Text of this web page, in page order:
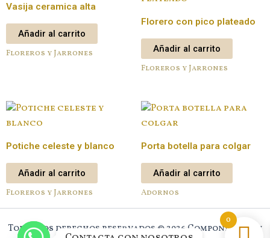
Vasija ceramica alta
Añadir al carrito
Floreros y Jarrones
Florero con pico plateado
Añadir al carrito
Floreros y Jarrones
Potiche celeste y blanco
Añadir al carrito
Floreros y Jarrones
Porta botella para colgar
Añadir al carrito
Adornos
Todos los derechos reservados © 2026 Component New
0